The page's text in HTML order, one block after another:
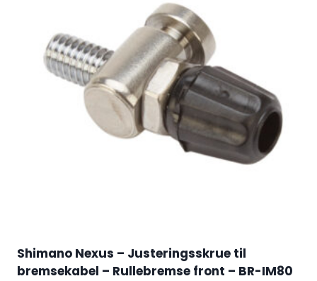
Shimano Nexus – Justeringsskrue til
bremsekabel – Rullebremse front – BR-IM80